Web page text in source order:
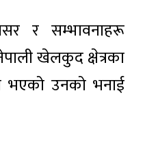
र सम्भावनाहरू
खेलकुद क्षेत्रका
उनको भनाई